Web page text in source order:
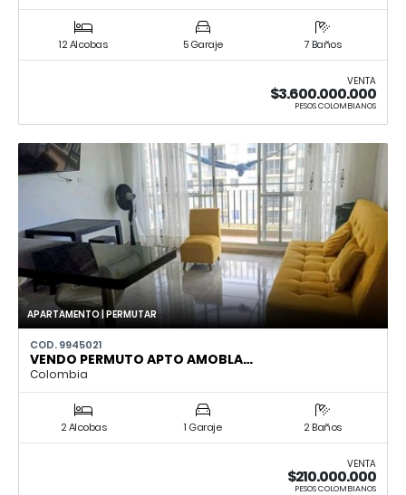
12 Alcobas 5 Garaje 7 Baños
VENTA
$3.600.000.000
PESOS COLOMBIANOS
APARTAMENTO | PERMUTAR
COD. 9945021
VENDO PERMUTO APTO AMOBLA…
Colombia
2 Alcobas 1 Garaje 2 Baños
VENTA
$210.000.000
PESOS COLOMBIANOS